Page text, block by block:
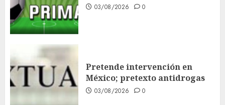
03/08/2026 0
Pretende intervención en
México; pretexto antidrogas
03/08/2026 0